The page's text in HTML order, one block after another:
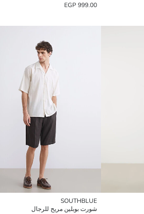
999.00 EGP
SOUTHBLUE
شورت بوبلين مريح للرجال